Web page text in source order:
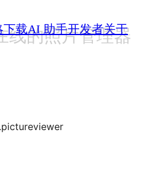
下载AI 助手开发者关于
线的照片管理器